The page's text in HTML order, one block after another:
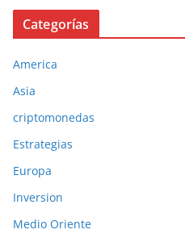
Categorías
America
Asia
criptomonedas
Estrategias
Europa
Inversion
Medio Oriente